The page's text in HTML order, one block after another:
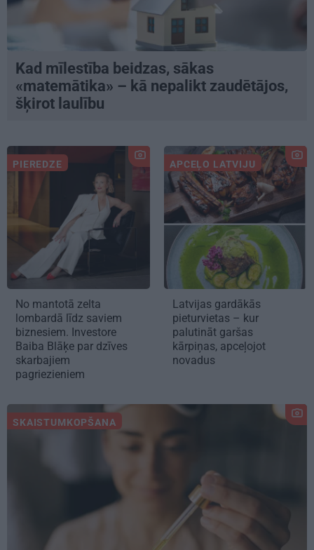
Kad mīlestība beidzas, sākas
«matemātika» – kā nepalikt zaudētājos,
šķirot laulību
PIEREDZE
No mantotā zelta
lombardā līdz saviem
biznesiem. Investore
Baiba Blāķe par dzīves
skarbajiem
pagriezieniem
APCEĻO LATVIJU
Latvijas gardākās
pieturvietas – kur
palutināt garšas
kārpiņas, apceļojot
novadus
SKAISTUMKOPŠANA